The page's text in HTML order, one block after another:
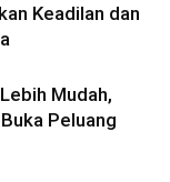
Keadilan dan
Mudah,
Peluang